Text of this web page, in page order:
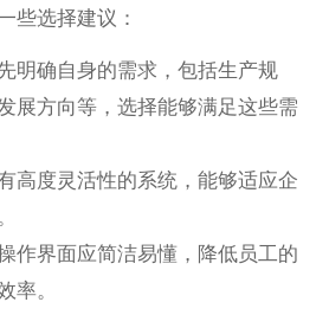
些选择建议：
明确自身的需求，包括生产规
展方向等，选择能够满足这些需
高度灵活性的系统，能够适应企
作界面应简洁易懂，降低员工的
率。